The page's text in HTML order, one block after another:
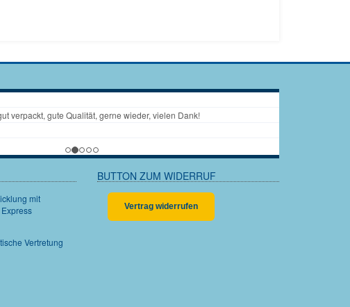
BUTTON ZUM WIDERRUF
Vertrag widerrufen